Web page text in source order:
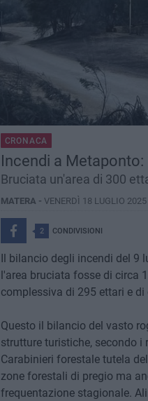
CRONACA
Incendi a
Bruciata un'area di 300
MATERA - VENERDÌ 18 LUGLIO 2025
2 CONDIVISIONI
Il bilancio degli incendi del 9
l'area bruciata fosse di circa
complessiva di 295 ettari e
Questo il bilancio del vasto
strutture turistiche, secondo
Carabinieri forestale tutela
zone forestali di pregio ma
frequentazione stagionale.